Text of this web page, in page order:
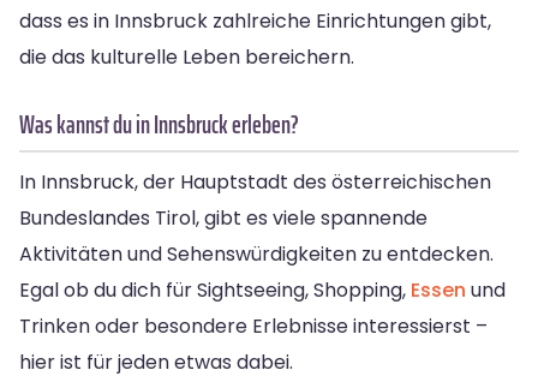
dass es in Innsbruck zahlreiche Einrichtungen gibt,
die das kulturelle Leben bereichern.
Was kannst du in Innsbruck erleben?
In Innsbruck, der Hauptstadt des österreichischen
Bundeslandes Tirol, gibt es viele spannende
Aktivitäten und Sehenswürdigkeiten zu entdecken.
Egal ob du dich für Sightseeing, Shopping, Essen und
Trinken oder besondere Erlebnisse interessierst –
hier ist für jeden etwas dabei.